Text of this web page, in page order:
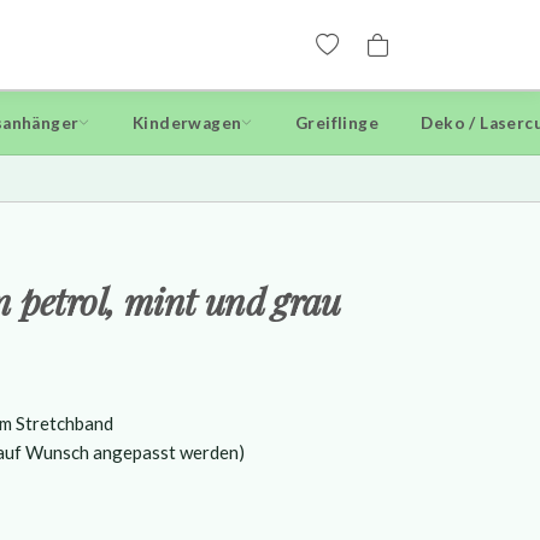
Kinderwagen Greiflinge Deko /
petrol, mint und grau
Stretchband
Wunsch angepasst werden)